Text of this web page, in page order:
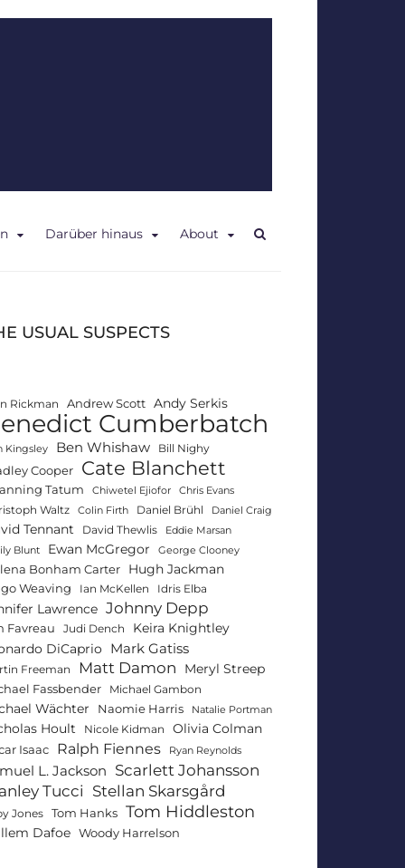
Darüber hinaus About
USUAL SUSPECTS
Rickman Andrew Scott Andy Serkis
Cumberbatch
Kingsley Ben Whishaw Bill Nighy
Cooper Cate Blanchett
Tatum Chiwetel Ejiofor Chris Evans
Waltz Colin Firth Daniel Brühl Daniel Craig
Tennant David Thewlis
Eddie Marsan
Blunt
Ewan McGregor George Clooney
Bonham Carter Hugh Jackman
Weaving Ian McKellen Idris Elba
Lawrence Johnny Depp
Favreau Judi Dench
Keira Knightley
DiCaprio
Mark Gatiss
Freeman Matt Damon Meryl Streep
Fassbender Michael Gambon
Wächter Naomie Harris Natalie Portman
Hoult Nicole Kidman Olivia Colman
Isaac Ralph Fiennes Ryan Reynolds
L. Jackson Scarlett Johansson
Tucci Stellan Skarsgård
Jones Tom Hanks Tom Hiddleston
Dafoe Woody Harrelson